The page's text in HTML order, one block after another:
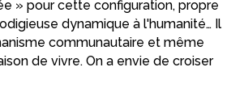
» pour cette configuration, propre
dynamique à l'humanité… Il
communautaire et même
de vivre. On a envie de croiser